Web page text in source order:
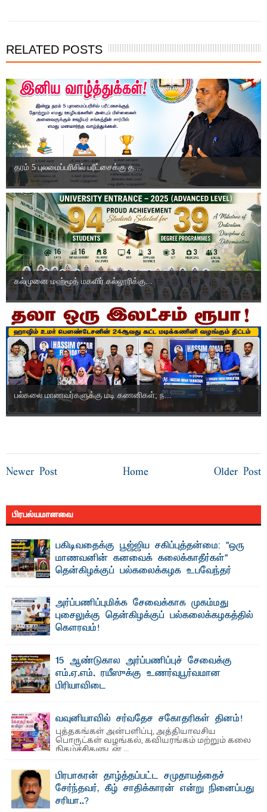
RELATED POSTS
தரம் 5 புலமைப்பரிசில் பரீட்சைக்கு த...
கல்முனை மஹ்மூத் மகளிர் கல்லூரிக்கு...
பல்கலை மாணவர்களுக்கு மடி கணனிகள்; ந...
Newer Post Older Post
Home
பிரபல்யமானவை
பகிடிவதைக்கு பூஜ்ஜிய சகிப்புத்தன்மை: "ஒரு
மாணவனின் கனவைக் கலைக்காதீர்கள்" –
தென்கிழக்குப் பல்கலைக்கழக உபவேந்தர்
"ஒ ரு மாணவனின் அல்லது மாணவியின் கனவு என்னால்
கலைக்கப்படாது" என்ற உறுதியை ஒவ்வொரு மாணவரும் ...
அர்ப்பணிப்புமிக்க சேவைக்காக முகம்மது
புசைலுக்கு தென்கிழக்குப் பல்கலைக்கழகத்தில்
கௌரவம்!
15 ஆண்டுகால அர்ப்பணிப்புச் சேவைக்கு
எம்.ஏ.எம். ரயீஸுக்கு உணர்வுபூர்வமான
பிரியாவிடை
வவுனியாவில் சர்வதேச சகோதரிகள் தினம்!
புத்தகங்கள் அன்பளிப்பு, அத்தியாவசிய
பொருட்கள் வழங்கல், கவியரங்கம் மற்றும் கலை
நிகழ்ச்சிகளுடன் ...
பிரபாகரன் தாழ்த்தப்பட்ட சமுதாயத்தைச்
சேர்ந்தவர், கீழ் சாதிக்காரன் என்று நினைப்பது
சரியா..?